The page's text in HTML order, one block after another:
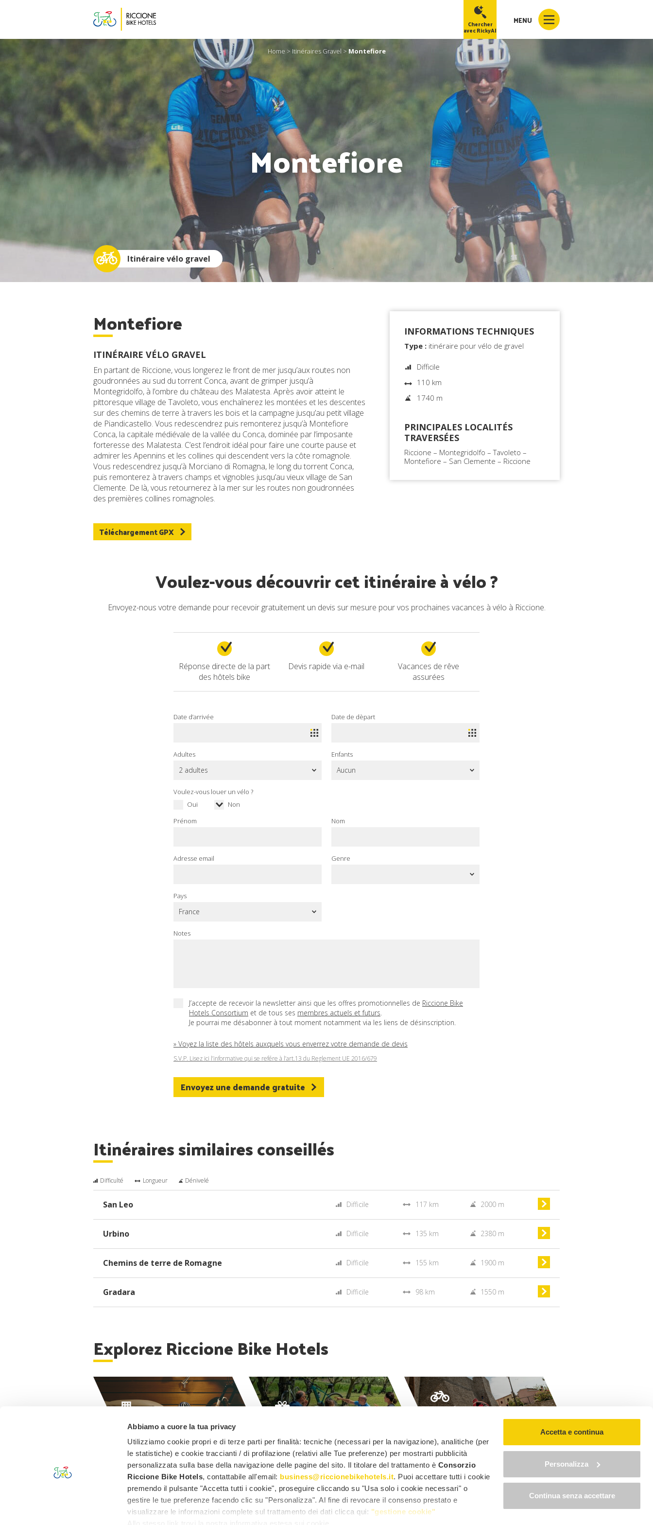
Abbiamo a cuore la tua privacy
Utilizziamo cookie propri e di terze parti per finalità: tecniche (necessari per la navigazione), analitiche (per
le statistiche) e cookie traccianti / di profilazione (relativi alle Tue preferenze) per mostrarti pubblicità
personalizzata sulla base della navigazione delle pagine del sito. Il titolare del trattamento è Consorzio
Riccione Bike Hotels, contattabile all'email: business@riccionebikehotels.it. Puoi accettare tutti i cookie
premendo il pulsante "Accetta tutti i cookie", proseguire cliccando su "Usa solo i cookie necessari" o
gestire le tue preferenze facendo clic su "Personalizza". Al fine di revocare il consenso prestato e
visualizzare le informazioni complete sul trattamento dei dati clicca qui: "gestione cookie"
Accetta e continua
Personalizza
Continua senza accettare
MENU
Chercher
avec RickyAI
Montefiore
Home > Itinéraires Gravel > Montefiore
Itinéraire vélo gravel
Montefiore INFORMATIONS TECHNIQUES
Type : itinéraire pour vélo de gravel
Difficile
110 km
1740 m
PRINCIPALES LOCALITÉS
TRAVERSÉES
Riccione – Montegridolfo – Tavoleto –
Montefiore – San Clemente – Riccione
ITINÉRAIRE VÉLO GRAVEL
En partant de Riccione, vous longerez le front de mer jusqu’aux routes non
goudronnées au sud du torrent Conca, avant de grimper jusqu’à
Montegridolfo, à l’ombre du château des Malatesta. Après avoir atteint le
pittoresque village de Tavoleto, vous enchaînerez les montées et les descentes
sur des chemins de terre à travers les bois et la campagne jusqu’au petit village
de Piandicastello. Vous redescendrez puis remonterez jusqu’à Montefiore
Conca, la capitale médiévale de la vallée du Conca, dominée par l’imposante
forteresse des Malatesta. C’est l’endroit idéal pour faire une courte pause et
admirer les Apennins et les collines qui descendent vers la côte romagnole.
Vous redescendrez jusqu’à Morciano di Romagna, le long du torrent Conca,
puis remonterez à travers champs et vignobles jusqu’au vieux village de San
Clemente. De là, vous retournerez à la mer sur les routes non goudronnées
des premières collines romagnoles.
Téléchargement GPX
Voulez-vous découvrir cet itinéraire à vélo ?
Envoyez-nous votre demande pour recevoir gratuitement un devis sur mesure pour vos prochaines vacances à vélo à Riccione.
Réponse directe de la part
des hôtels bike
Devis rapide via e-mail
Vacances de rêve
assurées
Date d’arrivée Date de dèpart
Adultes Enfants
Voulez-vous louer un vélo ?
Oui
Non
Prénom
Nom
Adresse email Genre
Pays
Notes
J’accepte de recevoir la newsletter ainsi que les offres promotionnelles de Riccione Bike
Hotels Consortium et de tous ses membres actuels et futurs.
Je pourrai me désabonner à tout moment notamment via les liens de désinscription.
» Voyez la liste des hôtels auxquels vous enverrez votre demande de devis
S.V.P. Lisez ici l’informative qui se refére à l’art.13 du Reglement UE 2016/679
Envoyez une demande gratuite
Itinéraires similaires conseillés
Difficulté Longueur Dénivelé
San Leo Difficile 117 km 2000 m
Urbino Difficile 135 km 2380 m
Chemins de terre de Romagne Difficile 155 km 1900 m
Gradara Difficile 98 km 1550 m
Explorez Riccione Bike Hotels
HÔTELS
RICCIONE BIKE HOTELS
Via Monte Rosa, 11 - 47838 Riccione Italy
0541 1612810- eMailbusiness@riccionebikehotels.it
FR DE
RickyAI